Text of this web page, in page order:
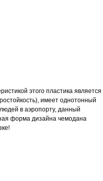
этого пластика является
имеет однотонный
в аэропорту, данный
форма дизайна чемодана